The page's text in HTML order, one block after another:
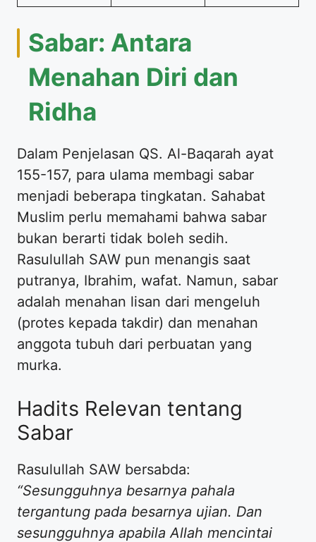
Sabar: Antara
Menahan Diri dan
Ridha
Dalam Penjelasan QS. Al-Baqarah ayat
155-157, para ulama membagi sabar
menjadi beberapa tingkatan. Sahabat
Muslim perlu memahami bahwa sabar
bukan berarti tidak boleh sedih.
Rasulullah SAW pun menangis saat
putranya, Ibrahim, wafat. Namun, sabar
adalah menahan lisan dari mengeluh
(protes kepada takdir) dan menahan
anggota tubuh dari perbuatan yang
murka.
Hadits Relevan tentang
Sabar
Rasulullah SAW bersabda:
“Sesungguhnya besarnya pahala
tergantung pada besarnya ujian. Dan
sesungguhnya apabila Allah mencintai